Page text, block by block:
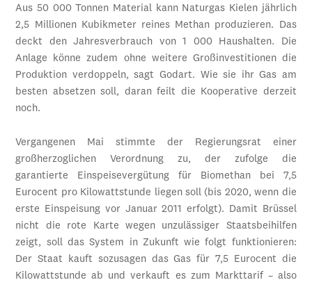
Aus 50 000 Tonnen Material kann Naturgas Kielen jährlich
2,5 Millionen Kubikmeter reines Methan produzieren. Das
deckt den Jahresverbrauch von 1 000 Haushalten. Die
Anlage könne zudem ohne weitere Großinvestitionen die
Produktion verdoppeln, sagt Godart. Wie sie ihr Gas am
besten absetzen soll, daran feilt die Kooperative derzeit
noch.
Vergangenen Mai stimmte der Regierungsrat einer
großherzoglichen Verordnung zu, der zufolge die
garantierte Einspeisevergütung für Biomethan bei 7,5
Eurocent pro Kilowattstunde liegen soll (bis 2020, wenn die
erste Einspeisung vor Januar 2011 erfolgt). Damit Brüssel
nicht die rote Karte wegen unzulässiger Staatsbeihilfen
zeigt, soll das System in Zukunft wie folgt funktionieren:
Der Staat kauft sozusagen das Gas für 7,5 Eurocent die
Kilowattstunde ab und verkauft es zum Markttarif – also